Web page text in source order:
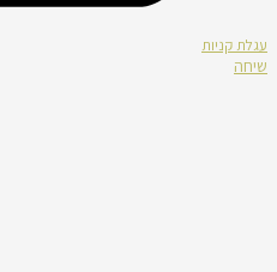
עגלת קניות
שיחה